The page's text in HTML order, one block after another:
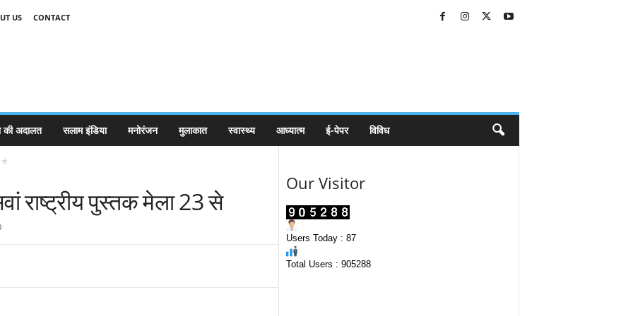
US
CONTACT
की अदालत सलाम इंडिया मनोरंजन मुलाकात स्वास्थ्य आध्यात्म ई-पेपर विविध
से
राष्ट्रीय पुस्तक मेला 23 से
Our Visitor
Users Today : 87
Total Users : 905288